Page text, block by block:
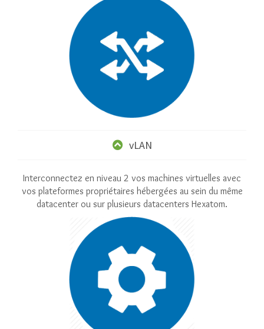
vLAN
Interconnectez en niveau 2 vos machines virtuelles avec
vos plateformes propriétaires hébergées au sein du même
datacenter ou sur plusieurs datacenters Hexatom.